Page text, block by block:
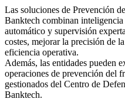
Las soluciones de Prevención
Banktech combinan
automático y supervisión
costes, mejorar la precisión de
eficiencia operativa.
Además, las entidades pueden
operaciones de prevención del
gestionados del Centro de
Banktech.